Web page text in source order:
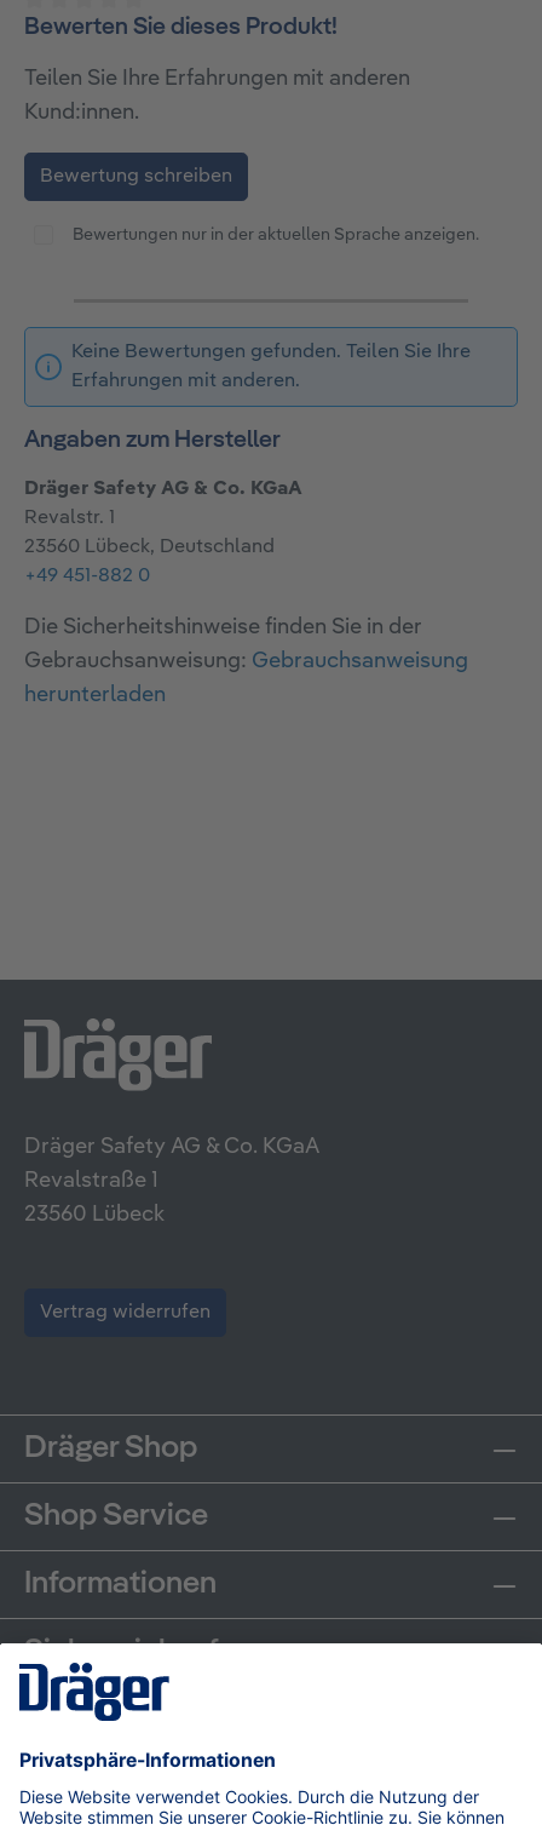
Durchschnittliche Bewertung von 0 von 5 Sternen
Bewerten Sie dieses Produkt!
Teilen Sie Ihre Erfahrungen mit anderen
Kund:innen.
Bewertung schreiben
Bewertungen nur in der aktuellen Sprache anzeigen.
Keine Bewertungen gefunden. Teilen Sie Ihre
Erfahrungen mit anderen.
Angaben zum Hersteller
Dräger Safety AG & Co. KGaA
Revalstr. 1
23560 Lübeck, Deutschland
+49 451-882 0
Die Sicherheitshinweise finden Sie in der
Gebrauchsanweisung: Gebrauchsanweisung
herunterladen
Dräger Safety AG & Co. KGaA
Revalstraße 1
23560 Lübeck
Vertrag widerrufen
Dräger Shop
Shop Service
Informationen
Sicher einkaufen
Communities
Zahlungsarten